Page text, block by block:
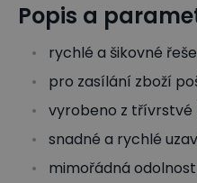
Popis a
rychlé a šikovné
pro zasílání zboží
vyrobeno z třívrstvé
snadné a rychlé
mimořádná